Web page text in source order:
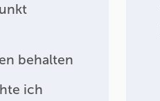
behalten
ich